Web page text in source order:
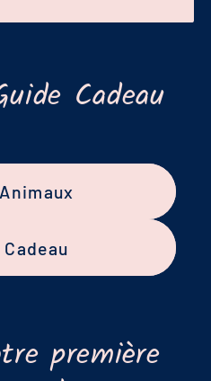
Cadeau
Cadeau
première